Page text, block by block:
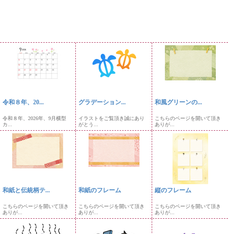
令和８年、20...
令和８年、2026年、9月横型
カ...
グラデーション...
イラストをご覧頂き誠にあり
がとう...
和風グリーンの...
こちらのページを開いて頂き
ありが...
和紙と伝統柄テ...
こちらのページを開いて頂き
ありが...
和紙のフレーム
こちらのページを開いて頂き
ありが...
縦のフレーム
こちらのページを開いて頂き
ありが...